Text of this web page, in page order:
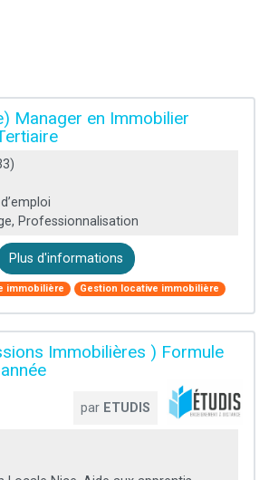
Manager en Immobilier
Professionnalisation
Plus d'informations
immobilière Gestion locative immobilière
Immobilières ) Formule
par ETUDIS